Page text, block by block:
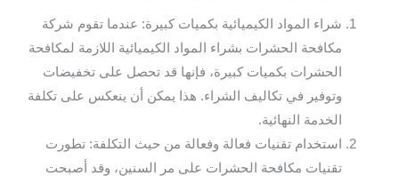
شراء المواد الكيميائية بكميات كبيرة: عندما تقوم شركة
مكافحة الحشرات بشراء المواد الكيميائية اللازمة لمكافحة
الحشرات بكميات كبيرة، فإنها قد تحصل على تخفيضات
وتوفير في تكاليف الشراء. هذا يمكن أن ينعكس على تكلفة
الخدمة النهائية.
استخدام تقنيات فعالة وفعالة من حيث التكلفة: تطورت
تقنيات مكافحة الحشرات على مر السنين، وقد أصبحت